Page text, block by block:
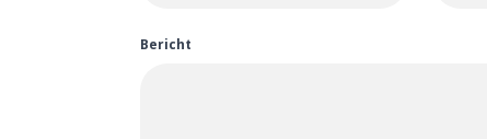
Bericht